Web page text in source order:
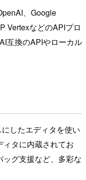
、Google
VertexなどのAPIプロ
互換のAPIやローカル
したエディタを使い
ィタに内蔵されてお
グ支援など、多彩な